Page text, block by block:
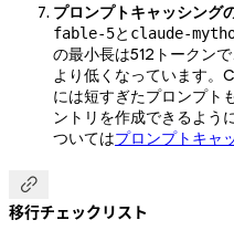
プロンプトキャッシング
fable-5と claude-
の最小長は512トークン
より低くなっています。
には短すぎたプロンプト
ントリを作成できるよう
ついてはプロンプトキャ

移行チェックリスト